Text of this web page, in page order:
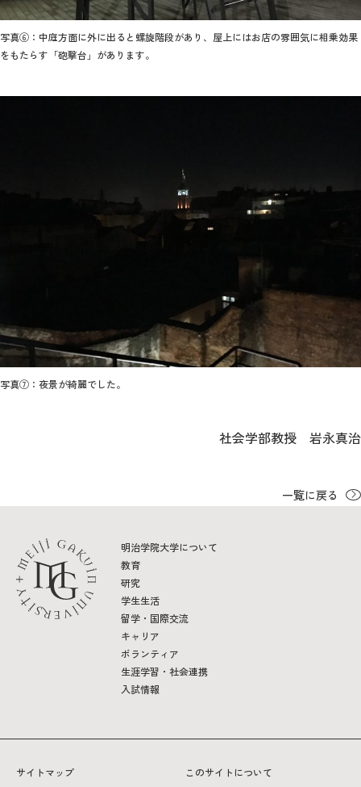
写真⑥：中庭方面に外に出ると螺旋階段があり、屋上にはお店の雰囲気に相乗効果
をもたらす「砲撃台」があります。
写真⑦：夜景が綺麗でした。
社会学部教授 岩永真治
一覧に戻る
明治学院大学について
教育
研究
学生生活
留学・国際交流
キャリア
ボランティア
生涯学習・社会連携
入試情報
サイトマップ このサイトについて